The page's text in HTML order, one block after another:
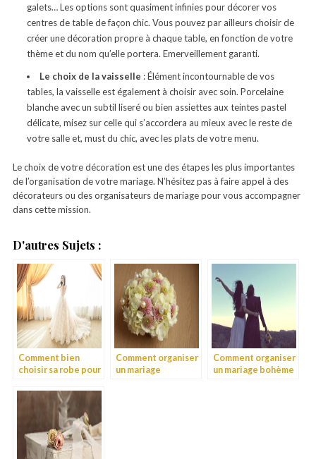
galets… Les options sont quasiment infinies pour décorer vos
centres de table de façon chic. Vous pouvez par ailleurs choisir de
créer une décoration propre à chaque table, en fonction de votre
thème et du nom qu’elle portera. Emerveillement garanti.
Le choix de la vaisselle : Élément incontournable de vos
tables, la vaisselle est également à choisir avec soin. Porcelaine
blanche avec un subtil liseré ou bien assiettes aux teintes pastel
délicate, misez sur celle qui s’accordera au mieux avec le reste de
votre salle et, must du chic, avec les plats de votre menu.
Le choix de votre décoration est une des étapes les plus importantes
de l’organisation de votre mariage. N’hésitez pas à faire appel à des
décorateurs ou des organisateurs de mariage pour vous accompagner
dans cette mission.
D'autres Sujets :
Comment bien
choisir sa robe pour
Comment organiser
un mariage
Comment organiser
un mariage bohème